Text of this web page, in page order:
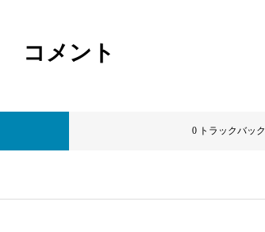
コメント
0 トラックバック